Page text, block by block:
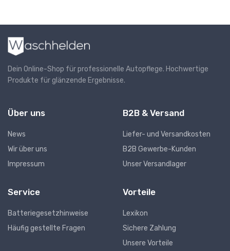
Dein Online-Shop für professionelle Autopflege. Hochwertige
Produkte für glänzende Ergebnisse.
Über uns
News
Wir über uns
Impressum
B2B & Versand
Liefer- und Versandkosten
B2B Gewerbe-Kunden
Unser Versandlager
Service
Batteriegesetzhinweise
Häufig gestellte Fragen
Vorteile
Lexikon
Sichere Zahlung
Unsere Vorteile